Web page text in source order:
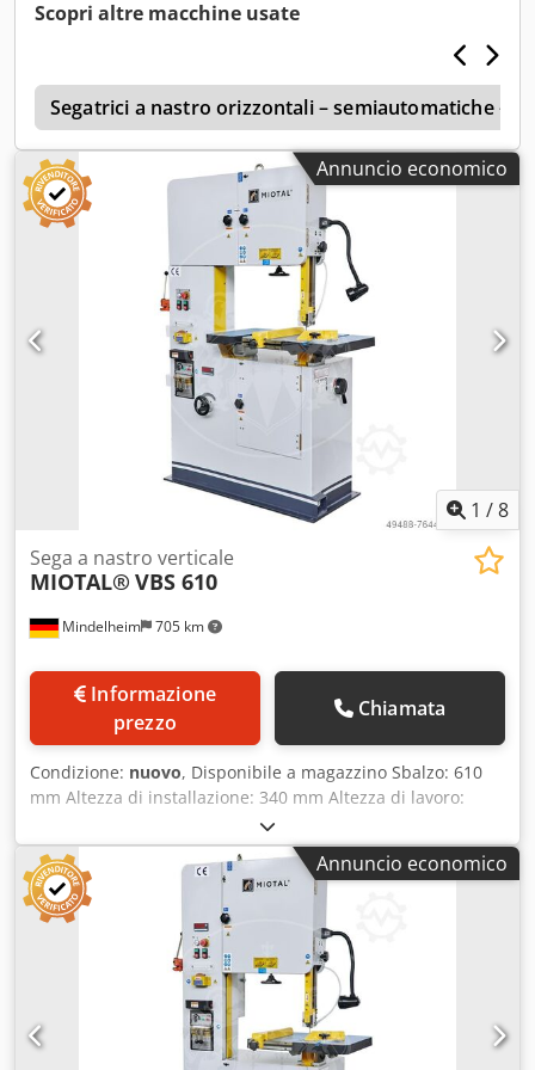
Scopri altre macchine usate
Segatrici a nastro orizzontali – semiautomatiche –
Annuncio economico
1 /8
Mindelheim 705 km
Sega a nastro verticale
MIOTAL® VBS 610
prezzo
Chiamata
Condizione: nuovo, Disponibile a magazzino Sbalzo: 610
mm Altezza di installazione: 340 mm Altezza di lavoro:
1015 mm Dimensioni del piano di lavoro: 600 x 500 mm
Dimensioni del piano di lavoro ausiliario: 220 x 500 mm
Lunghezza della lama: 3970 mm Velocità di taglio,
regolabile in continuo: 20 - 85 / 120 - 500 m/min Djdpfx
Aijilk Nys Hock Larghezza della lama: 3 - 16 mm Piano di
lavoro inclinabile, 4 direzioni: 15° Potenza motore
principale: 1,5 kW Potenza di connessione saldatrice a
nastro: 2,4 kVA Peso, circa: 700 kg Dotazioni: - Velocità di
taglio regolabile in continuo - Dispositivo di saldatura a
nastro - Lama guidata da guide di precisione regolabili -
Annuncio economico